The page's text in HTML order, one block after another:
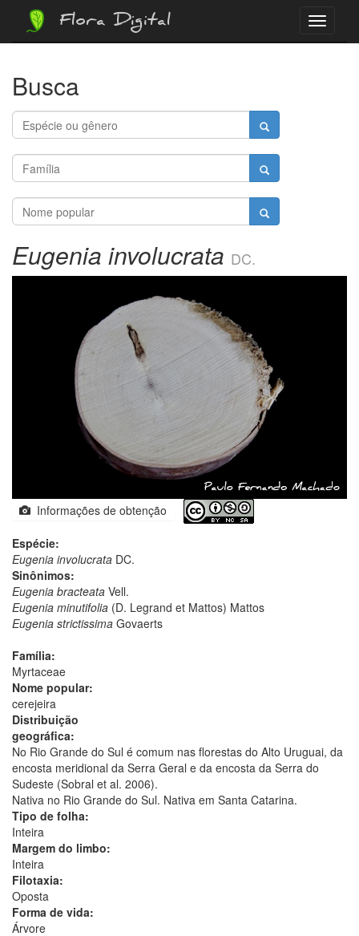
Menu
Flora Digital
Busca
Eugenia involucrata DC.
Informações de obtenção
Espécie:
Eugenia involucrata DC.
Sinônimos:
Eugenia bracteata Vell.
Eugenia minutifolia (D. Legrand et Mattos) Mattos
Eugenia strictissima Govaerts
Família:
Myrtaceae
Nome popular:
cerejeira
Distribuição
geográfica:
No Rio Grande do Sul é comum nas florestas do Alto Uruguai, da
encosta meridional da Serra Geral e da encosta da Serra do
Sudeste (Sobral et al. 2006).
Nativa no Rio Grande do Sul. Nativa em Santa Catarina.
Tipo de folha:
Inteira
Margem do limbo:
Inteira
Filotaxia:
Oposta
Forma de vida:
Árvore